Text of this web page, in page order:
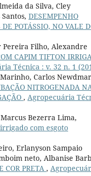
da Silva, Cley
DESEMPENHO
POTÁSSIO, NO VALE
Pereira Filho, Alexandre
CAPIM TIFTON
Técnica : v. 32 n. 1
Carlos Newdmar
NITROGENADA
, Agropecuária
Bezerra Lima,
com esgoto
Erlanyson Sampaio
neto, Albanise
COR PRETA ,